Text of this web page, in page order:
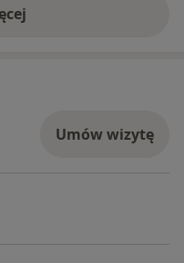
Umów wizytę